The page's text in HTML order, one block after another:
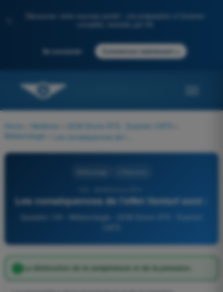
Découvrez notre nouveau portail : une préparation à l'examen
Se connecter Commencer maintenant
Home Matières QCM Drone STS - Examen CATS
Météorologie
Les conséquences de l'effet Venturi sont :
La diminution de la température et de la pression.